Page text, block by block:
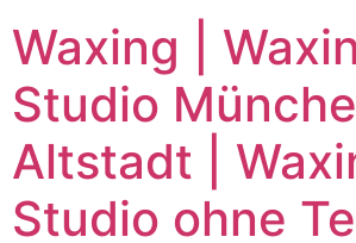
Waxing |
Studio
Altstadt |
Studio ohne